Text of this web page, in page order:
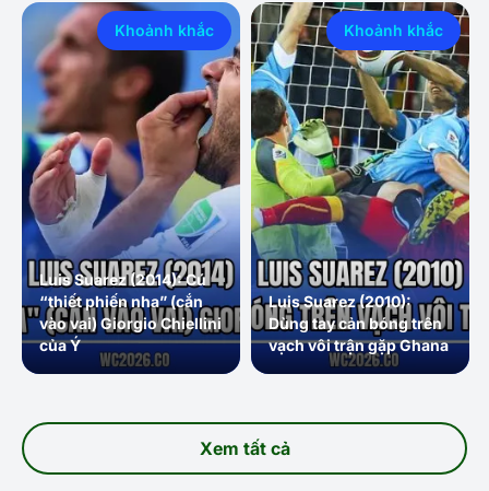
Xem tất cả
Khoảnh khắc
Luis Suarez (2014): Cú
“thiết phiến nha” (cắn
vào vai) Giorgio Chiellini
của Ý
Khoảnh khắc
Luis Suarez (2010):
Dùng tay cản bóng trên
vạch vôi trận gặp Ghana